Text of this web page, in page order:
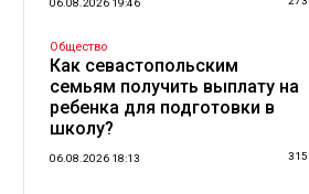
06.08.2026 19:46
Общество
Как севастопольским
семьям получить выплату на
ребенка для подготовки в
школу?
06.08.2026 18:13 315